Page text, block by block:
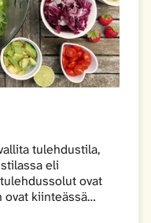
tulehdustila,
eli
ovat
ovat kiinteässä…